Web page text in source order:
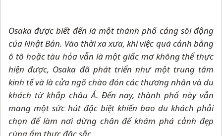
Osaka được biết đến là một thành phố cảng sôi động
của Nhật Bản. Vào thời xa xưa, khi việc quá cảnh bằng
ô tô hoặc tàu hỏa vẫn là một giấc mơ không thể thực
hiện được, Osaka đã phát triển như một trung tâm
kinh tế và là cửa ngõ chào đón các thương nhân và du
khách từ khắp châu Á. Đến nay, thành phố này vẫn
mang một sức hút đặc biệt khiến bao du khách phải
chọn để làm nơi dừng chân để khám phá cảnh đẹp